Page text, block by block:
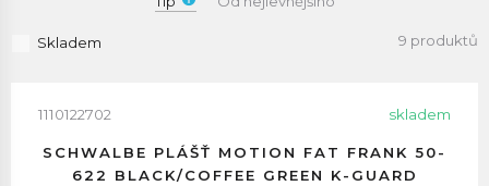
Skladem 9 produktů
1110122702 skladem
SCHWALBE PLÁŠŤ MOTION FAT FRANK 50-
622 BLACK/COFFEE GREEN K-GUARD